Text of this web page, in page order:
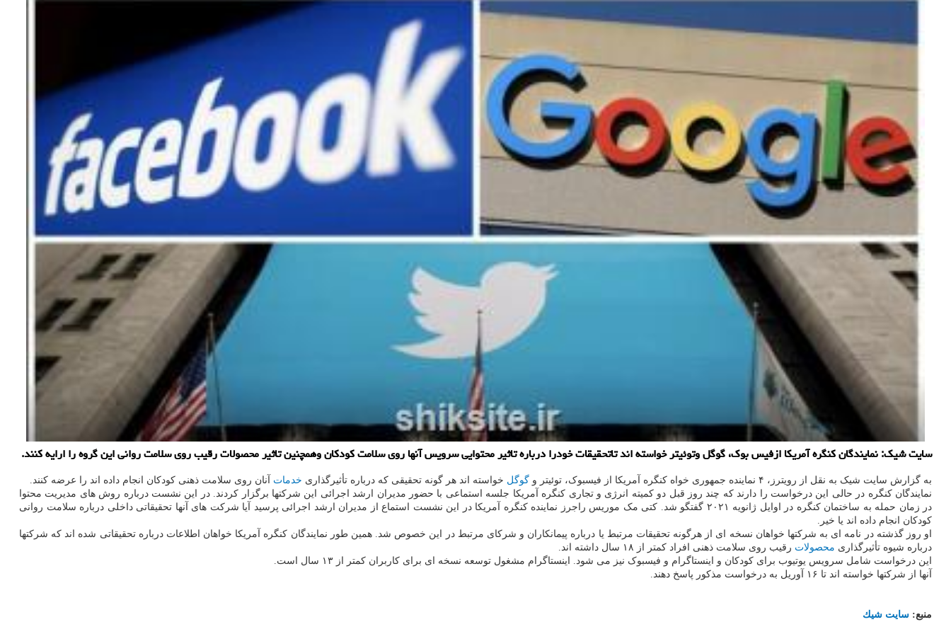
سایت شیک: نمایندگان کنگره آمریکا ازفیس بوک، گوگل وتوئیتر خواسته اند تاتحقیقات خودرا درباره تاثیر محتوایی سرویس آنها روی سلامت کودکان وهمچنین تاثیر محصولات رقیب روی سلامت روانی این گروه را ارایه کنند.
به گزارش سایت شیک به نقل از رویترز، ۴ نماینده جمهوری خواه کنگره آمریکا از فیسبوک، توئیتر و گوگل خواسته اند هر گونه تحقیقی که درباره تأثیرگذاری خدمات آنان روی سلامت ذهنی کودکان انجام داده اند را عرضه کنند.
نمایندگان کنگره در حالی این درخواست را دارند که چند روز قبل دو کمیته انرژی و تجاری کنگره آمریکا جلسه استماعی با حضور مدیران ارشد اجرائی این شرکتها برگزار کردند. در این نشست درباره روش های مدیریت محتوا
در زمان حمله به ساختمان کنگره در اوایل ژانویه ۲۰۲۱ گفتگو شد. کتی مک موریس راجرز نماینده کنگره آمریکا در این نشست استماع از مدیران ارشد اجرائی پرسید آیا شرکت های آنها تحقیقاتی داخلی درباره سلامت روانی
کودکان انجام داده اند یا خیر.
او روز گذشته در نامه ای به شرکتها خواهان نسخه ای از هرگونه تحقیقات مرتبط یا درباره پیمانکاران و شرکای مرتبط در این خصوص شد. همین طور نمایندگان کنگره آمریکا خواهان اطلاعات درباره تحقیقاتی شده اند که شرکتها
درباره شیوه تأثیرگذاری محصولات رقیب روی سلامت ذهنی افراد کمتر از ۱۸ سال داشته اند.
این درخواست شامل سرویس یوتیوب برای کودکان و اینستاگرام و فیسبوک نیز می شود. اینستاگرام مشغول توسعه نسخه ای برای کاربران کمتر از ۱۳ سال است.
آنها از شرکتها خواسته اند تا ۱۶ آوریل به درخواست مذکور پاسخ دهند.
منبع: سایت شیك